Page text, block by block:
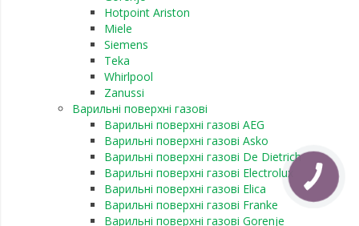
Hotpoint Ariston
Miele
Siemens
Teka
Whirlpool
Zanussi
Варильні поверхні газові
Варильні поверхні газові AEG
Варильні поверхні газові Asko
Варильні поверхні газові De Dietrich
Варильні поверхні газові Electrolux
Варильні поверхні газові Elica
Варильні поверхні газові Franke
Варильні поверхні газові Gorenje